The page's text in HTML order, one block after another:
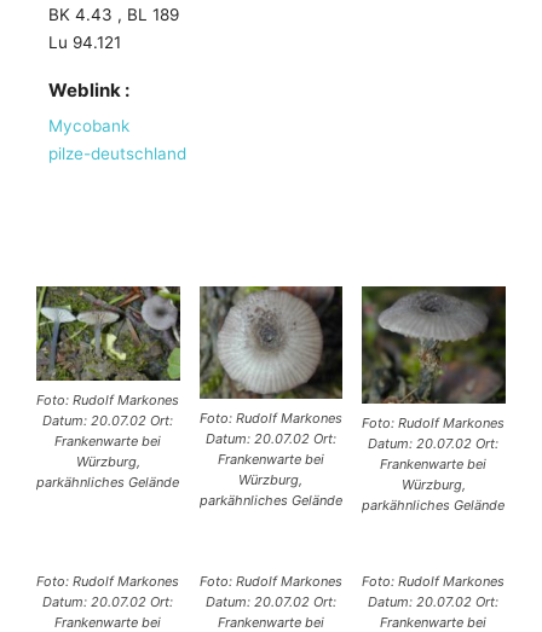
BK 4.43 , BL 189
Lu 94.121
Weblink :
Mycobank
pilze-deutschland
Foto: Rudolf Markones
Datum: 20.07.02 Ort:
Frankenwarte bei
Würzburg,
parkähnliches Gelände
Foto: Rudolf Markones
Datum: 20.07.02 Ort:
Frankenwarte bei
Würzburg,
parkähnliches Gelände
Foto: Rudolf Markones
Datum: 20.07.02 Ort:
Frankenwarte bei
Würzburg,
parkähnliches Gelände
Foto: Rudolf Markones
Datum: 20.07.02 Ort:
Frankenwarte bei
Foto: Rudolf Markones
Datum: 20.07.02 Ort:
Frankenwarte bei
Foto: Rudolf Markones
Datum: 20.07.02 Ort:
Frankenwarte bei